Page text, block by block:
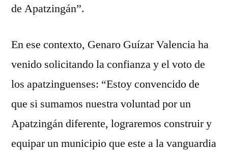
de Apatzingán”.
En ese contexto, Genaro Guízar Valencia ha
venido solicitando la confianza y el voto de
los apatzinguenses: “Estoy convencido de
que si sumamos nuestra voluntad por un
Apatzingán diferente, lograremos construir y
equipar un municipio que este a la vanguardia